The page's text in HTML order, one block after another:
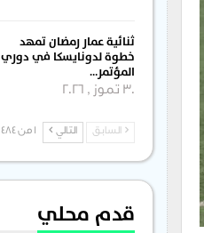
ثنائية عمار رمضان تمهد
خطوة لدونايسكا في دوري
المؤتمر…
30 تموز , 2026
السابق التالي 1 من 484
قدم محلي